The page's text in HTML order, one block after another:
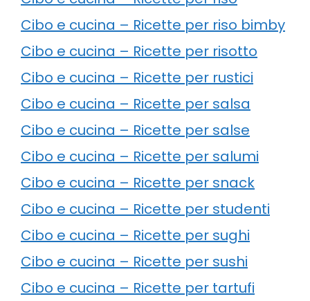
Cibo e cucina – Ricette per riso bimby
Cibo e cucina – Ricette per risotto
Cibo e cucina – Ricette per rustici
Cibo e cucina – Ricette per salsa
Cibo e cucina – Ricette per salse
Cibo e cucina – Ricette per salumi
Cibo e cucina – Ricette per snack
Cibo e cucina – Ricette per studenti
Cibo e cucina – Ricette per sughi
Cibo e cucina – Ricette per sushi
Cibo e cucina – Ricette per tartufi